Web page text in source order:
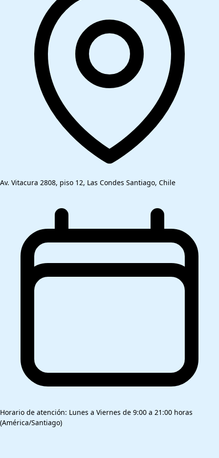
Av. Vitacura 2808, piso 12, Las Condes Santiago, Chile
Horario de atención: Lunes a Viernes de 9:00 a 21:00 horas
(América/Santiago)